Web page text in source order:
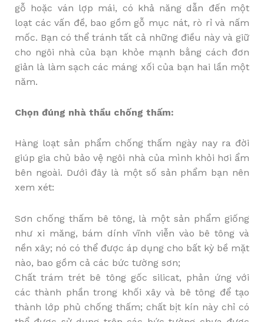
gỗ hoặc ván lợp mái, có khả năng dẫn đến một
loạt các vấn đề, bao gồm gỗ mục nát, rò rỉ và nấm
mốc. Bạn có thể tránh tất cả những điều này và giữ
cho ngôi nhà của bạn khỏe mạnh bằng cách đơn
giản là làm sạch các máng xối của bạn hai lần một
năm.
Chọn đúng nhà thầu chống thấm:
Hàng loạt sản phẩm chống thấm ngày nay ra đời
giúp gia chủ bảo vệ ngôi nhà của mình khỏi hơi ẩm
bên ngoài. Dưới đây là một số sản phẩm bạn nên
xem xét:
Sơn chống thấm bê tông, là một sản phẩm giống
như xi măng, bám dính vĩnh viễn vào bê tông và
nền xây; nó có thể được áp dụng cho bất kỳ bề mặt
nào, bao gồm cả các bức tường sơn;
Chất trám trét bê tông gốc silicat, phản ứng với
các thành phần trong khối xây và bê tông để tạo
thành lớp phủ chống thấm; chất bịt kín này chỉ có